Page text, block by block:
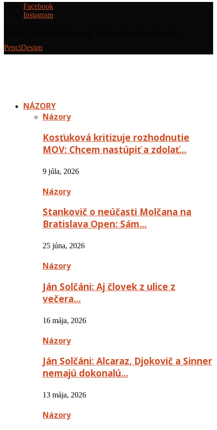
Facebook
Instagram
PenciDesign
NÁZORY
Názory
Kosťuková kritizuje rozhodnutie
MOV: Chcem nastúpiť a zdolať…
9 júla, 2026
Názory
Stankovič o neúčasti Molčana na
Bratislava Open: Sám…
25 júna, 2026
Názory
Ján Solčáni: Aj človek z ulice z
večera…
16 mája, 2026
Názory
Ján Solčáni: Alcaraz, Djokovič a Sinner
nemajú dokonalú…
13 mája, 2026
Názory